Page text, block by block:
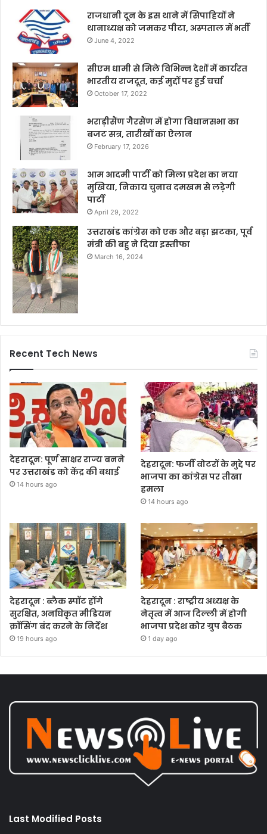
राजधानी दून के इस थाने में सिपाहियों ने
थानाध्यक्ष को जमकर पीटा, अस्पताल में भर्ती
June 4, 2022
सीएम धामी से मिले विभिन्न देशों में कार्यरत
भारतीय राजदूत, कई मुद्दों पर हुई चर्चा
October 17, 2022
भराड़ीसैंण गैरसैंण में होगा विधानसभा का
बजट सत्र, तारीखों का ऐलान
February 17, 2026
आम आदमी पार्टी को मिला प्रदेश का नया
मुखिया, निकाय चुनाव दमखम से लड़ेगी
पार्टी
April 29, 2022
उत्तराखंड कांग्रेस को एक और बड़ा झटका, पूर्व
मंत्री की बहु ने दिया इस्तीफा
March 16, 2024
Recent Tech News
देहरादून: पूर्ण साक्षर राज्य बनने
पर उत्तराखंड को केंद्र की बधाई
14 hours ago
देहरादून: फर्जी वोटरों के मुद्दे पर
भाजपा का कांग्रेस पर तीखा
हमला
14 hours ago
देहरादून : ब्लैक स्पॉट होंगे
सुरक्षित, अनधिकृत मीडियन
क्रॉसिंग बंद करने के निर्देश
19 hours ago
देहरादून : राष्ट्रीय अध्यक्ष के
नेतृत्व में आज दिल्ली में होगी
भाजपा प्रदेश कोर ग्रुप बैठक
1 day ago
Last Modified Posts